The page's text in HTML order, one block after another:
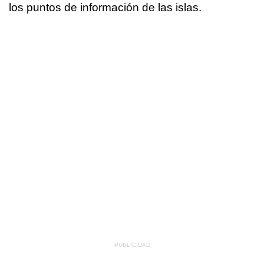
los puntos de información de las islas.